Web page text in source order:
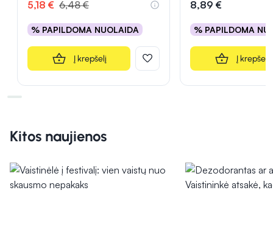
5,18 € 6,48 €
% PAPILDOMA NUOLAIDA
Į krepšelį
8,89 €
% PAPILDOMA
Į krepšelį
Kitos naujienos